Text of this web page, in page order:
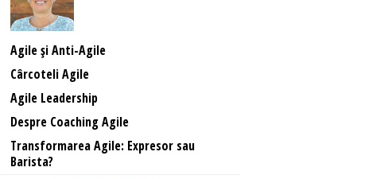
Agile și Anti-Agile
Cârcoteli Agile
Agile Leadership
Despre Coaching Agile
Transformarea Agile: Expresor sau
Barista?